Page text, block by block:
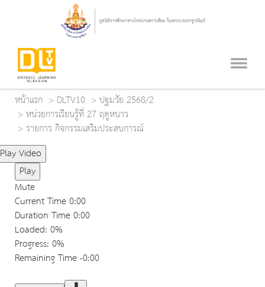
หน้าแรก DLTV10
ปฐมวัย 2568/2
หน่วยการเรียนรู้ที่ 27 ฤดูหนาว
รายการ กิจกรรมเสริมประสบการณ์
Play Video
Play
Mute
Current Time0:00
Duration Time0:00
Loaded: 0%
Progress: 0%
Remaining Time-0:00